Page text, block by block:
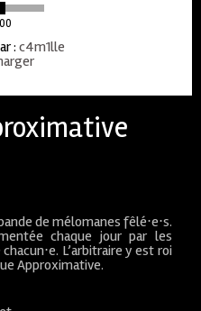
: c4m1lle
de mélomanes fêlé⋅e⋅s.
chaque jour par les
L’arbitraire y est roi
Approximative.